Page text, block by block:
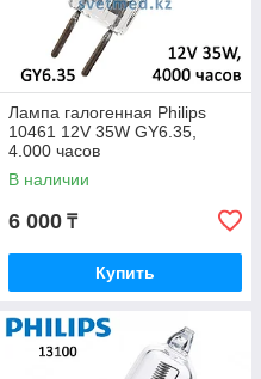
Лампа галогенная Philips
10461 12V 35W GY6.35,
4.000 часов
В наличии
6 000 ₸
Купить